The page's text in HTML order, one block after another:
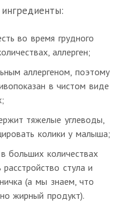
во время грудного
аллерген;
аллергеном, поэтому
в чистом виде
тяжелые углеводы,
колики у малыша;
больших количествах
стула и
(а мы знаем, что
жирный продукт).